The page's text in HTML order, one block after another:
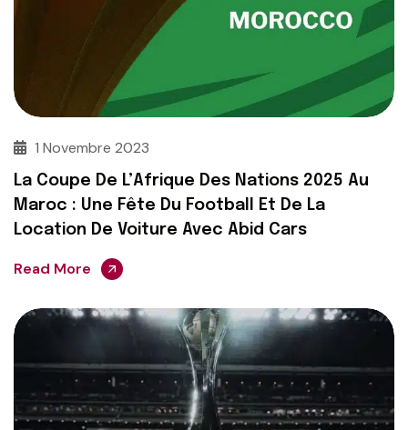
1 Novembre 2023
La Coupe De L’Afrique Des Nations 2025 Au
Maroc : Une Fête Du Football Et De La
Location De Voiture Avec Abid Cars
Read More